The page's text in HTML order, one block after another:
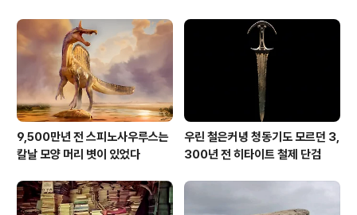
9,500만년 전 스피노사우루스는
칼날 모양 머리 볏이 있었다
우린 철은커녕 청동기도 모르던 3,
300년 전 히타이트 철제 단검